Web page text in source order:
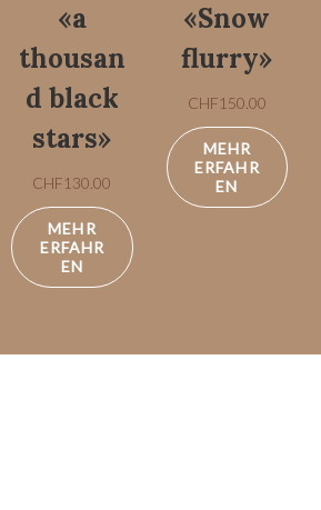
«a
thousan
d black
stars»
CHF130.00
MEHR
ERFAHR
EN
«Snow
flurry»
CHF150.00
MEHR
ERFAHR
EN